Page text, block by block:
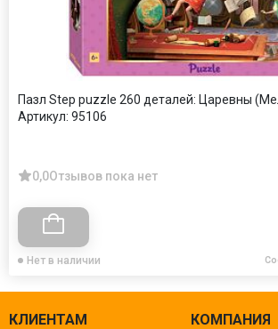
Пазл Step puzzle 260 деталей: Царевны
Артикул: 95106
0,0Отзывов пока нет
Нет в наличии
КЛИЕНТАМ КОМПАНИЯ